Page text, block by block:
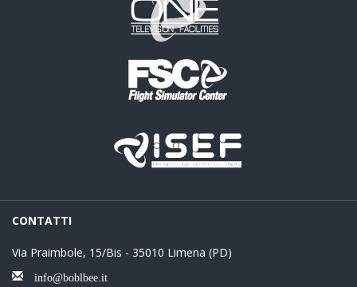
CONTATTI
Via Praimbole, 15/Bis - 35010 Limena (PD)
info@boblbee.it